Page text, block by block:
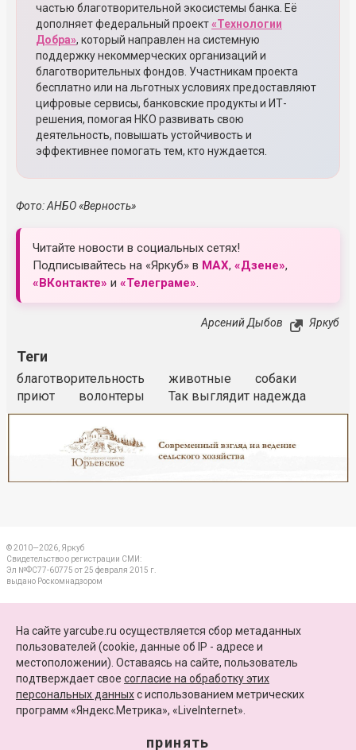
частью благотворительной экосистемы банка. Её
дополняет федеральный проект«Технологии
Добра», который направлен на системную
поддержку некоммерческих организаций и
благотворительных фондов. Участникам проекта
бесплатно или на льготных условиях предоставляют
цифровые сервисы, банковские продукты и ИТ-
решения, помогая НКО развивать свою
деятельность, повышать устойчивость и
эффективнее помогать тем, кто нуждается.
Фото: АНБО «Верность»
Читайте новости в социальных сетях!
Подписывайтесь на «Яркуб» в MAX, «Дзене»,
«ВКонтакте» и «Телеграме».
Арсений Дыбов Яркуб
Теги
благотворительность животные
собаки
приют
волонтеры Так выглядит надежда
© 2010—2026, Яркуб
Свидетельство о регистрации СМИ:
Эл №ФС77-60775 от 25 февраля 2015 г.
выдано Роскомнадзором
ПАРТНЕРЫ
КАРТА САЙТА
+7 (4852) 64-15-52
Сайт функционирует при финансовой поддержке Министерства цифрового развития,
На сайте yarcube.ru осуществляется сбор метаданных
пользователей (cookie, данные об IP - адресе и
местоположении). Оставаясь на сайте, пользователь
подтверждает свое согласие на обработку этих
персональных данныхc использованием метрических
программ «Яндекс.Метрика», «LiveInternet».
принять